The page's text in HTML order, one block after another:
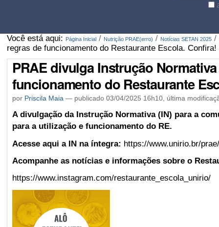
Você está aqui: Página Inicial / Nutrição PRAE(erro) / Notícias SETAN 2025 /
regras de funcionamento do Restaurante Escola. Confira!
PRAE divulga Instrução
funcionamento do Restaurante
por Priscila Maia— publicado03/04/2025 16h10, última
A divulgação da Instrução Normativa (IN) para a
para a utilização e funcionamento do RE.
Acesse aqui a IN na íntegra: https://www.unirio.br/
Acompanhe as notícias e informações sobre o
https://www.instagram.com/restaurante_escola_unirio/